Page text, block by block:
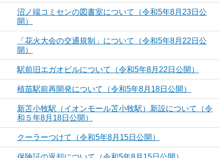
沼ノ端コミセンの図書室について（令和5年8月23日公
開）
「花火大会の交通規制」について（令和5年8月22日公
開）
駅前旧エガオビルについて（令和5年8月22日公開）
植苗駅前再開発について（令和5年8月18日公開）
新苫小牧駅（イオンモール苫小牧駅）新設について（令
和５年8月18日公開）
クーラーつけて（令和5年8月15日公開）